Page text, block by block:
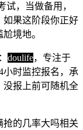
试，当做备用，
如果这阶段你正好
境地。
doulife，专注于
小时监控报名，承
没报上前可随机全
的几率大吗相关